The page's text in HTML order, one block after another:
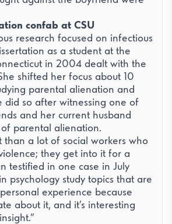
confab at CSU
research focused on infectious
as a student at the
in 2004 dealt with the
shifted her focus about 10
parental alienation and
did so after witnessing one of
and her current husband
parental alienation.
than a lot of social workers who
they get into it for a
testified in one case in July
psychology study topics that are
experience because
about it, and it’s interesting